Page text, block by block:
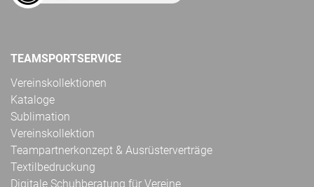
TEAMSPORTSERVICE
Vereinskollektionen
Kataloge
Sublimation
Vereinskollektion
Teampartnerkonzept & Ausrüsterverträge
Textilbedruckung
Digitale Schuhberatung für Vereine